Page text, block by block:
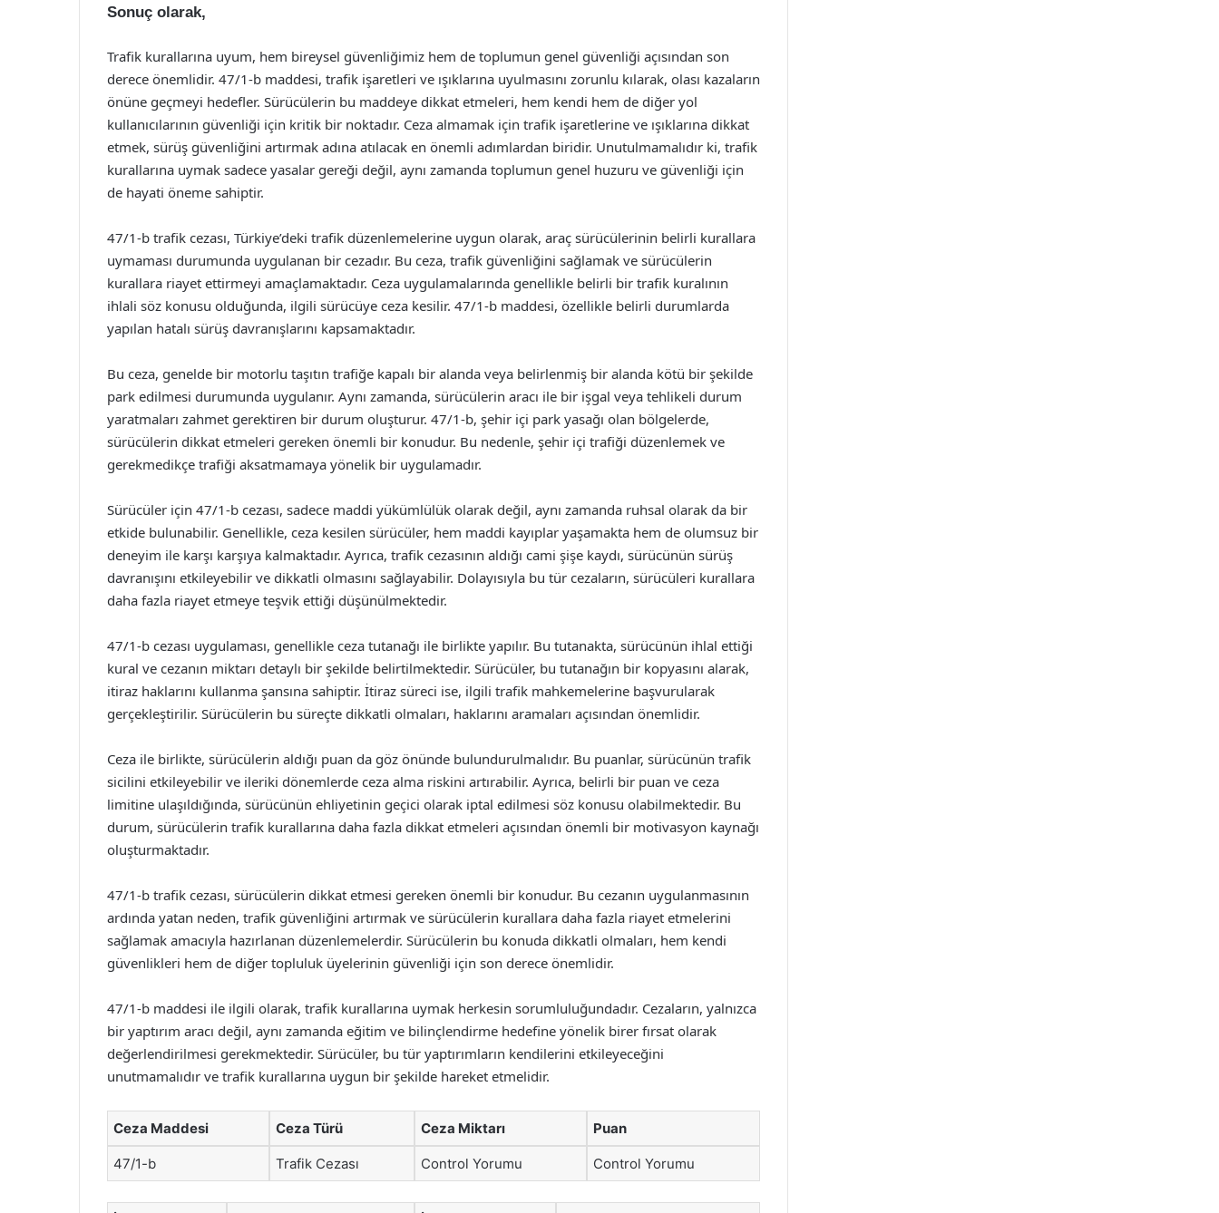
Sonuç olarak,
Trafik kurallarına uyum, hem bireysel güvenliğimiz hem de toplumun genel güvenliği açısından son
derece önemlidir. 47/1-b maddesi, trafik işaretleri ve ışıklarına uyulmasını zorunlu kılarak, olası kazaların
önüne geçmeyi hedefler. Sürücülerin bu maddeye dikkat etmeleri, hem kendi hem de diğer yol
kullanıcılarının güvenliği için kritik bir noktadır. Ceza almamak için trafik işaretlerine ve ışıklarına dikkat
etmek, sürüş güvenliğini artırmak adına atılacak en önemli adımlardan biridir. Unutulmamalıdır ki, trafik
kurallarına uymak sadece yasalar gereği değil, aynı zamanda toplumun genel huzuru ve güvenliği için
de hayati öneme sahiptir.
47/1-b trafik cezası, Türkiye’deki trafik düzenlemelerine uygun olarak, araç sürücülerinin belirli kurallara
uymaması durumunda uygulanan bir cezadır. Bu ceza, trafik güvenliğini sağlamak ve sürücülerin
kurallara riayet ettirmeyi amaçlamaktadır. Ceza uygulamalarında genellikle belirli bir trafik kuralının
ihlali söz konusu olduğunda, ilgili sürücüye ceza kesilir. 47/1-b maddesi, özellikle belirli durumlarda
yapılan hatalı sürüş davranışlarını kapsamaktadır.
Bu ceza, genelde bir motorlu taşıtın trafiğe kapalı bir alanda veya belirlenmiş bir alanda kötü bir şekilde
park edilmesi durumunda uygulanır. Aynı zamanda, sürücülerin aracı ile bir işgal veya tehlikeli durum
yaratmaları zahmet gerektiren bir durum oluşturur. 47/1-b, şehir içi park yasağı olan bölgelerde,
sürücülerin dikkat etmeleri gereken önemli bir konudur. Bu nedenle, şehir içi trafiği düzenlemek ve
gerekmedikçe trafiği aksatmamaya yönelik bir uygulamadır.
Sürücüler için 47/1-b cezası, sadece maddi yükümlülük olarak değil, aynı zamanda ruhsal olarak da bir
etkide bulunabilir. Genellikle, ceza kesilen sürücüler, hem maddi kayıplar yaşamakta hem de olumsuz bir
deneyim ile karşı karşıya kalmaktadır. Ayrıca, trafik cezasının aldığı cami şişe kaydı, sürücünün sürüş
davranışını etkileyebilir ve dikkatli olmasını sağlayabilir. Dolayısıyla bu tür cezaların, sürücüleri kurallara
daha fazla riayet etmeye teşvik ettiği düşünülmektedir.
47/1-b cezası uygulaması, genellikle ceza tutanağı ile birlikte yapılır. Bu tutanakta, sürücünün ihlal ettiği
kural ve cezanın miktarı detaylı bir şekilde belirtilmektedir. Sürücüler, bu tutanağın bir kopyasını alarak,
itiraz haklarını kullanma şansına sahiptir. İtiraz süreci ise, ilgili trafik mahkemelerine başvurularak
gerçekleştirilir. Sürücülerin bu süreçte dikkatli olmaları, haklarını aramaları açısından önemlidir.
Ceza ile birlikte, sürücülerin aldığı puan da göz önünde bulundurulmalıdır. Bu puanlar, sürücünün trafik
sicilini etkileyebilir ve ileriki dönemlerde ceza alma riskini artırabilir. Ayrıca, belirli bir puan ve ceza
limitine ulaşıldığında, sürücünün ehliyetinin geçici olarak iptal edilmesi söz konusu olabilmektedir. Bu
durum, sürücülerin trafik kurallarına daha fazla dikkat etmeleri açısından önemli bir motivasyon kaynağı
oluşturmaktadır.
47/1-b trafik cezası, sürücülerin dikkat etmesi gereken önemli bir konudur. Bu cezanın uygulanmasının
ardında yatan neden, trafik güvenliğini artırmak ve sürücülerin kurallara daha fazla riayet etmelerini
sağlamak amacıyla hazırlanan düzenlemelerdir. Sürücülerin bu konuda dikkatli olmaları, hem kendi
güvenlikleri hem de diğer topluluk üyelerinin güvenliği için son derece önemlidir.
47/1-b maddesi ile ilgili olarak, trafik kurallarına uymak herkesin sorumluluğundadır. Cezaların, yalnızca
bir yaptırım aracı değil, aynı zamanda eğitim ve bilinçlendirme hedefine yönelik birer fırsat olarak
değerlendirilmesi gerekmektedir. Sürücüler, bu tür yaptırımların kendilerini etkileyeceğini
unutmamalıdır ve trafik kurallarına uygun bir şekilde hareket etmelidir.
Ceza Maddesi Ceza Türü Ceza Miktarı Puan
47/1-b Trafik Cezası Control Yorumu Control Yorumu